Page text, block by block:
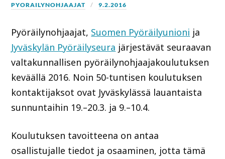
PYORAILYNOHJAAJAT 9.2.2016
Pyöräilynohjaajat, Suomen Pyöräilyunioni ja
Jyväskylän Pyöräilyseura järjestävät seuraavan
valtakunnallisen pyöräilynohjaajakoulutuksen
keväällä 2016. Noin 50-tuntisen koulutuksen
kontaktijaksot ovat Jyväskylässä lauantaista
sunnuntaihin 19.–20.3. ja 9.–10.4.
Koulutuksen tavoitteena on antaa
osallistujalle tiedot ja osaaminen, jotta tämä